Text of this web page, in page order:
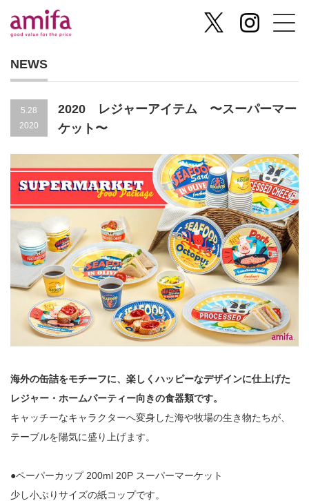
NEWS
5.28
2020
2020 レジャーアイテム 〜スーパーマー
ケット〜
海外の缶詰をモチーフに、楽しくハッピーなデザインに仕上げた
レジャー・ホームパーティー向きの食器類です。
キャッチーなキャラクターへ変身した海や牧場の生き物たちが、
テーブルを陽気に盛り上げます。
●ペーパーカップ 200ml 20P スーパーマーケット
少し小ぶりサイズの紙コップです。